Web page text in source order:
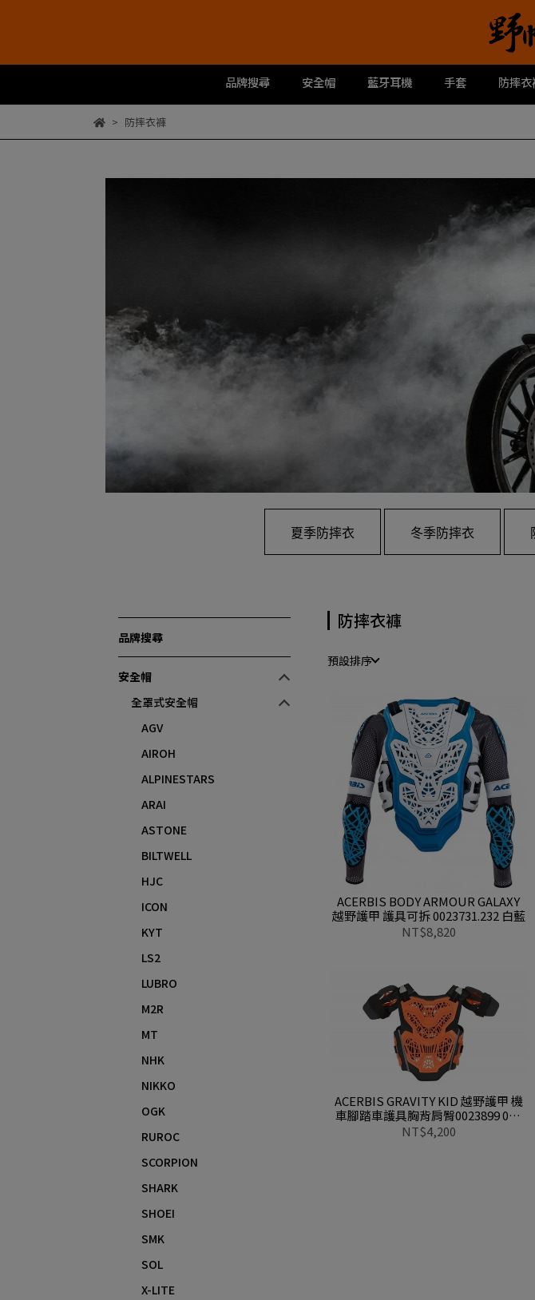
品牌搜尋 安全帽 藍牙耳機 手套 防摔衣
防摔衣褲
夏季防摔衣 冬季防摔衣
品牌搜尋
安全帽
全罩式安全帽
AGV
AIROH
ALPINESTARS
ARAI
ASTONE
BILTWELL
HJC
ICON
KYT
LS2
LUBRO
M2R
MT
NHK
NIKKO
OGK
RUROC
SCORPION
SHARK
SHOEI
SMK
SOL
X-LITE
防摔衣褲
預設排序
ACERBIS BODY ARMOUR GALAXY
越野護甲 護具可拆 0023731.232 白藍
NT$8,820
ACERBIS GRAVITY KID 越野護甲 機
車腳踏車護具胸背肩臀0023899 010
橘【兒童越野護甲】
NT$4,200